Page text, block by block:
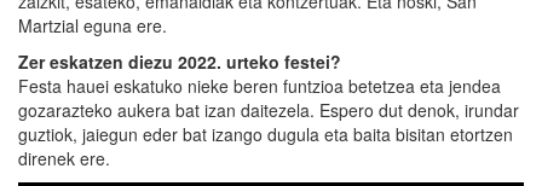
Martzial eguna ere.
Zer eskatzen diezu 2022. urteko festei?
Festa hauei eskatuko nieke beren funtzioa betetzea eta jendea
gozarazteko aukera bat izan daitezela. Espero dut denok, irundar
guztiok, jaiegun eder bat izango dugula eta baita bisitan etortzen
direnek ere.